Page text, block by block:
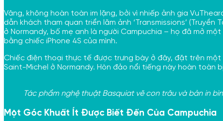
Vâng, không hoàn toàn im lặng, bởi vì nhiếp ảnh gia
dẫn khách tham quan triển lãm ảnh ‘Transmissions’
ở Normandy, bố mẹ anh là người Campuchia – họ đã mở
bằng chiếc iPhone 4S của mình.
Chiếc điện thoại thực tế được trưng bày ở đây, đặt trên một
Saint-Michel ở Normandy. Hòn đảo nổi tiếng này hoàn toàn
Tác phẩm nghệ thuật Basquiat vẽ con trâu và bản in
Một Góc Khuất Ít Được Biết Đến Của Campuchia